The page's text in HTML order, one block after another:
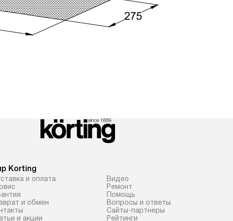
Korting
и оплата
и обмен
и акции
Видео
Ремонт
Помощь
Вопросы и ответы
Сайты-партнеры
Рейтинги